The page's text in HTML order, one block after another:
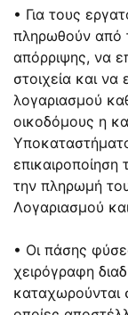
• Για τους
πληρωθούν από
απόρριψης, να
στοιχεία και να
λογαριασμού
οικοδόμους η
την πληρωμή
Λογαριασμού
• Οι πάσης
χειρόγραφη
καταχωρούνται